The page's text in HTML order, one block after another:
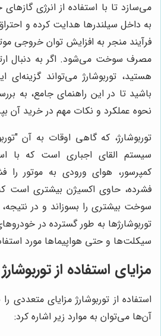
می‌سازد تا با استفاده از انرژی
به داخل سیلندرها هدایت کرده و
فرآیند منجر به افزایش توان خروجی
مصرف سوخت می‌شود. اگر به دنبال
هستید، توربوشارژ می‌تواند گزینه‌ای
باشید تا در این راهنمای جامع، به
نحوه عملکرد و نکات مهم در خرید آن
توربوشارژ، که گاهی اوقات به آن
سیستم القای اجباری است که با
کمپرسور، هوای ورودی به موتور
فشرده، حاوی اکسیژن بیشتری است
سوخت بیشتری را بسوزاند و در
توربوشارژها به طور گسترده در
سیکلت‌ها و حتی هواپیماها مورد
مزایای استفاده از توربوشارژ
استفاده از توربوشارژ مزایای متعددی
آن‌ها می‌توان به موارد زیر اشاره کرد: